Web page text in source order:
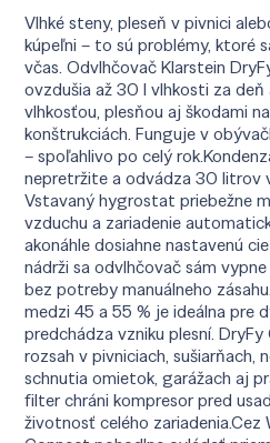
Vlhké steny, pleseň v pivnici
kúpeľni – to sú problémy, ktoré
včas. Odvlhčovač Klarstein
ovzdušia až 30 l vlhkosti za deň
vlhkosťou, plesňou aj škodami
konštrukciách. Funguje v
– spoľahlivo po celý
nepretržite a odvádza 30 litrov
Vstavaný hygrostat priebežne
vzduchu a zariadenie
akonáhle dosiahne nastavenú
nádrži sa odvlhčovač sám
bez potreby manuálneho
medzi 45 a 55 % je ideálna pre
predchádza vzniku plesní.
rozsah v pivniciach, sušiarňach,
schnutia omietok, garážach aj
filter chráni kompresor pred
životnosť celého zariadenia.Cez